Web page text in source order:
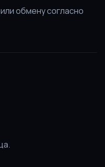
обмену согласно